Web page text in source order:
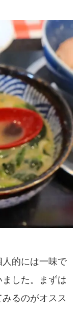
的には一味で
した。まずは
るのがオスス